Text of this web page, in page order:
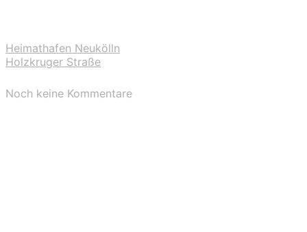
Heimathafen Neukölln
Holzkruger Straße
Noch keine Kommentare